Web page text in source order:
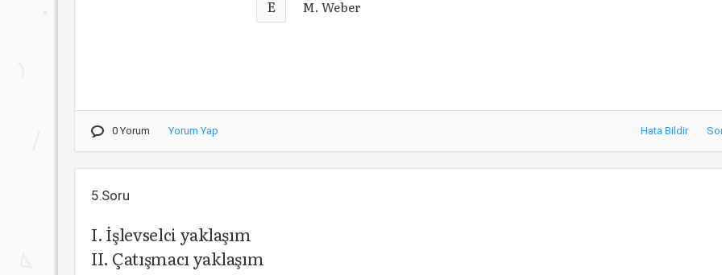
E M. Weber
0 Yorum Yorum Yap Hata Bildir
5.Soru
I. İşlevselci yaklaşım
II. Çatışmacı yaklaşım